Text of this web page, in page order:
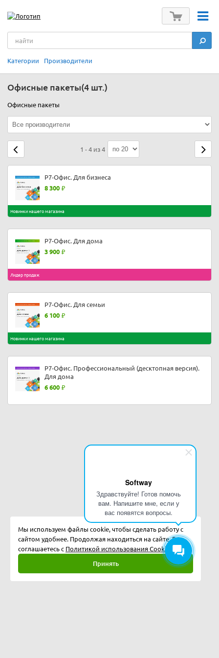
Softway
Здравствуйте! Готов помочь
вам. Напишите мне, если у
вас появятся вопросы.
Категории Производители
Офисные пакеты(4 шт.)
Офисные пакеты
1 - 4 из 4
Новинки нашего магазина
Р7-Офис. Для бизнеса
8 300
Лидер продаж
Р7-Офис. Для дома
3 900
Новинки нашего магазина
Р7-Офис. Для семьи
6 100
Р7-Офис. Профессиональный (десктопная версия).
Для дома
6 600
Мы используем файлы cookie, чтобы сделать работу с
сайтом удобнее. Продолжая находиться на сайте, Вы
соглашаетесь с Политикой использования Cookies.
Принять